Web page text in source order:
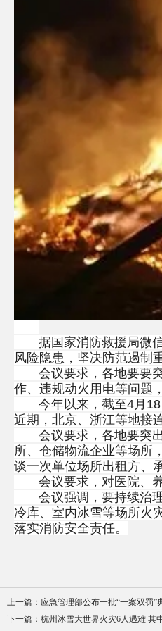
据国家消防救援局微信
风险隐患，坚决防范遏制
会议要求，各地要要突
作、违规动火用电等问题
今年以来，截至4月18
近期，北京、浙江等地接
会议要求，各地要突出
所、仓储物流企业等场所
谈一次单位场所出租方、
会议要求，对医院、养
会议强调，要持续治理
冷库、室内冰雪等场所火
落实消防安全责任。
上一篇： 应急管理部公布一批“一案双罚”
下一篇： 杭州冰雪大世界火灾6人遇难 其